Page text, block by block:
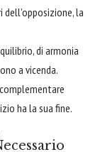
dell'opposizione, la
di armonia
a vicenda.
ha la sua fine.